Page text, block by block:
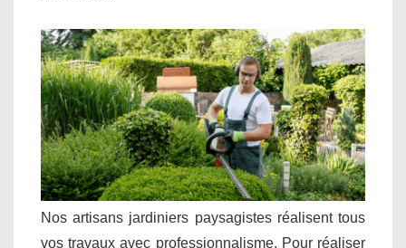
Nos artisans jardiniers paysagistes réalisent tous
vos travaux avec professionnalisme. Pour réaliser